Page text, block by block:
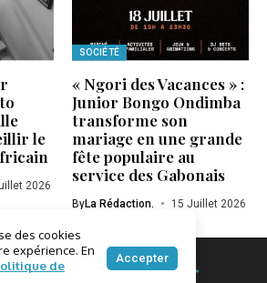
le
2026
SOCIÉTÉ
« Ngori des Vacances » :
Junior Bongo Ondimba
transforme son
mariage en une grande
fête populaire au
service des Gabonais
ByLa Rédaction. 15 Juillet 2026
des cookies
expérience. En
de
Accepter